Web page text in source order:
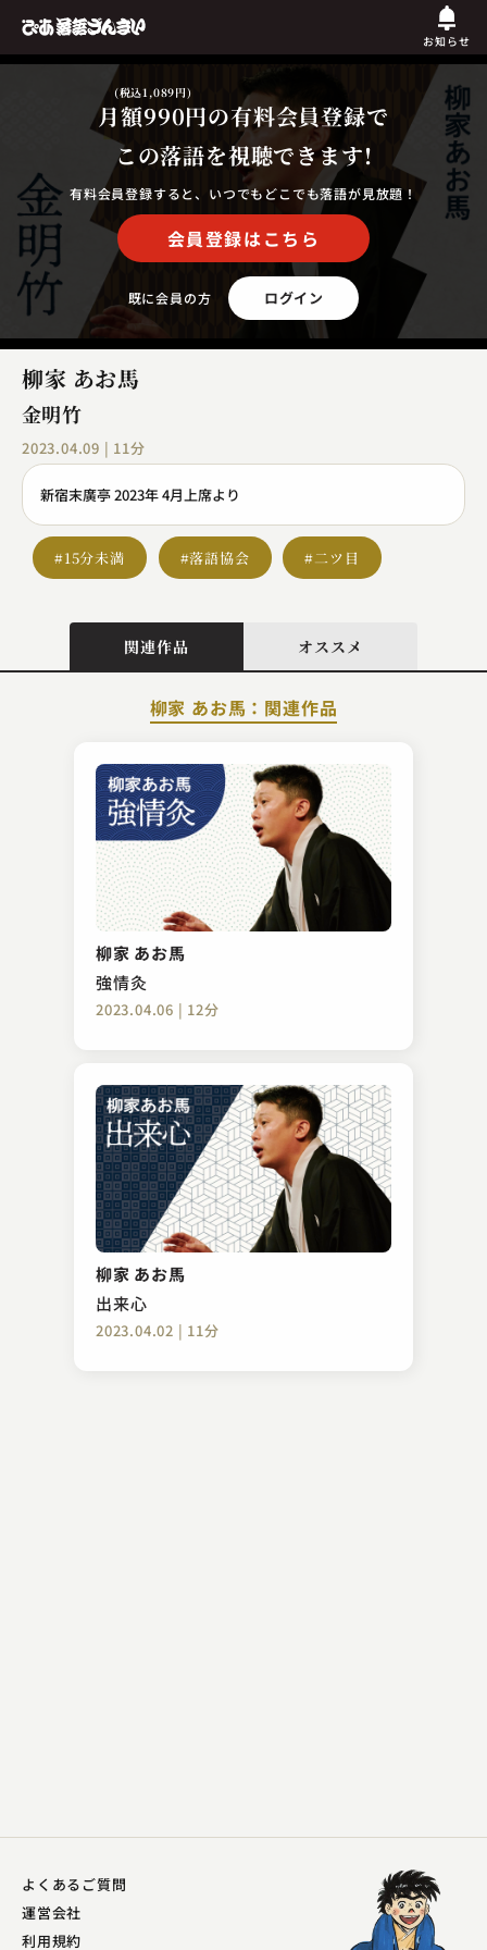
お知らせ
月額990円
(税込1,089円)
の有料会員登録で
この落語を視聴できます!
有料会員登録すると、いつでもどこでも落語が見放題！
会員登録はこちら
既に会員の方 ログイン
柳家 あお馬
金明竹
2023.04.09 | 11分
新宿末廣亭 2023年 4月上席より
#15分未満 #落語協会 #二ツ目
関連作品 オススメ
柳家 あお馬：関連作品
柳家 あお馬
強情灸
2023.04.06 | 12分
柳家 あお馬
出来心
2023.04.02 | 11分
三遊亭 歌武蔵
支度部屋外伝
2023.11.13 | 11分
古今亭 寿輔
猫と金魚
2023.11.06 | 14分
よくあるご質問
運営会社
利用規約